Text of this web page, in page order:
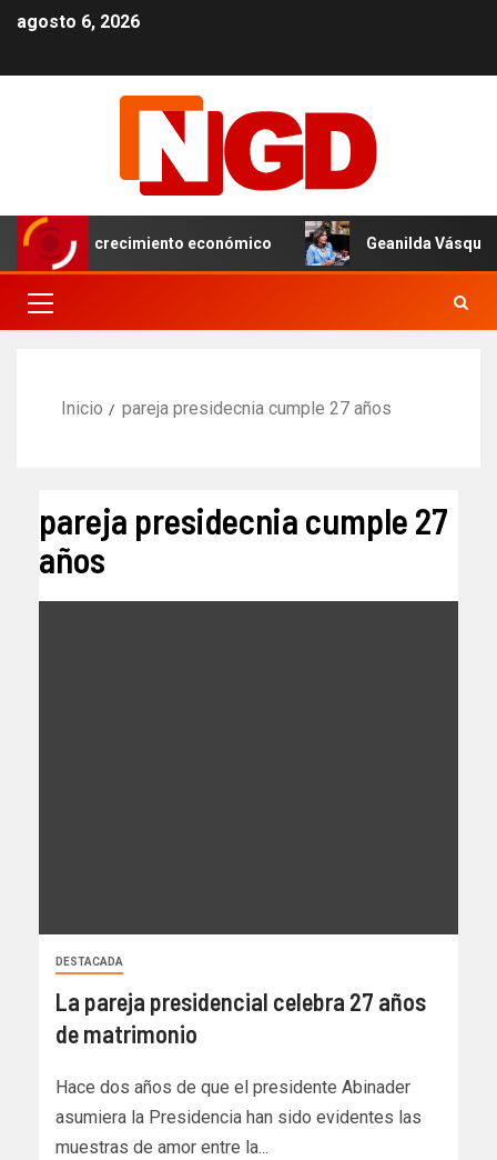
agosto 6, 2026
el crecimiento económico Geanilda Vásquez
Inicio pareja presidecnia cumple 27 años
pareja presidecnia cumple 27
años
DESTACADA
La pareja presidencial celebra 27 años
de matrimonio
Hace dos años de que el presidente Abinader
asumiera la Presidencia han sido evidentes las
muestras de amor entre la...